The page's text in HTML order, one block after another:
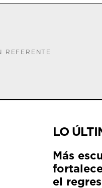
REFERENTE
LO
Más
el